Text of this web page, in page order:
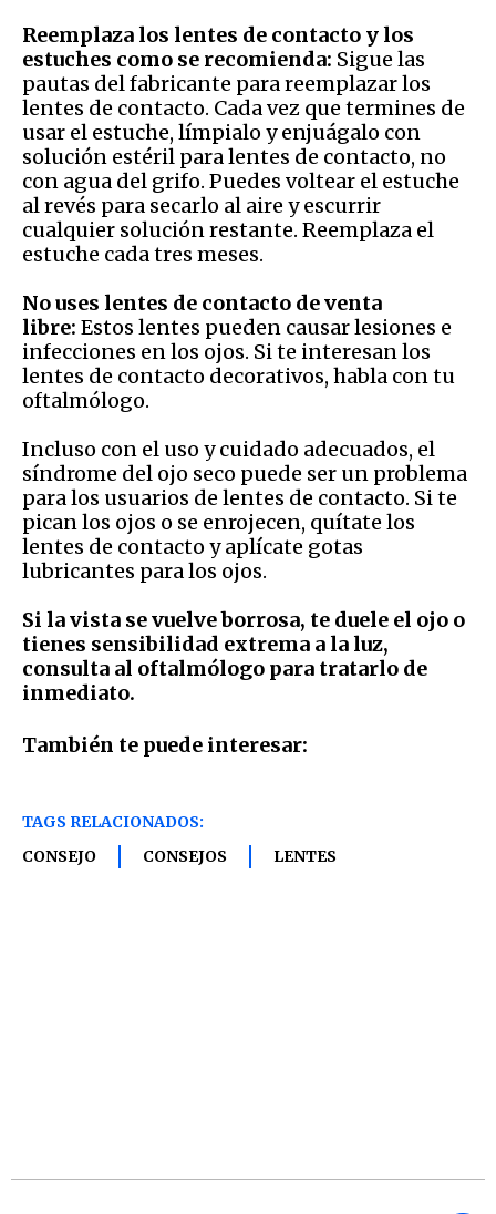
Reemplaza los lentes de contacto y los
estuches como se recomienda: Sigue las
pautas del fabricante para reemplazar los
lentes de contacto. Cada vez que termines de
usar el estuche, límpialo y enjuágalo con
solución estéril para lentes de contacto, no
con agua del grifo. Puedes voltear el estuche
al revés para secarlo al aire y escurrir
cualquier solución restante. Reemplaza el
estuche cada tres meses.
No uses lentes de contacto de venta
libre: Estos lentes pueden causar lesiones e
infecciones en los ojos. Si te interesan los
lentes de contacto decorativos, habla con tu
oftalmólogo.
Incluso con el uso y cuidado adecuados, el
síndrome del ojo seco puede ser un problema
para los usuarios de lentes de contacto. Si te
pican los ojos o se enrojecen, quítate los
lentes de contacto y aplícate gotas
lubricantes para los ojos.
Si la vista se vuelve borrosa, te duele el ojo o
tienes sensibilidad extrema a la luz,
consulta al oftalmólogo para tratarlo de
inmediato.
También te puede interesar:
TAGS RELACIONADOS:
CONSEJO
CONSEJOS LENTES